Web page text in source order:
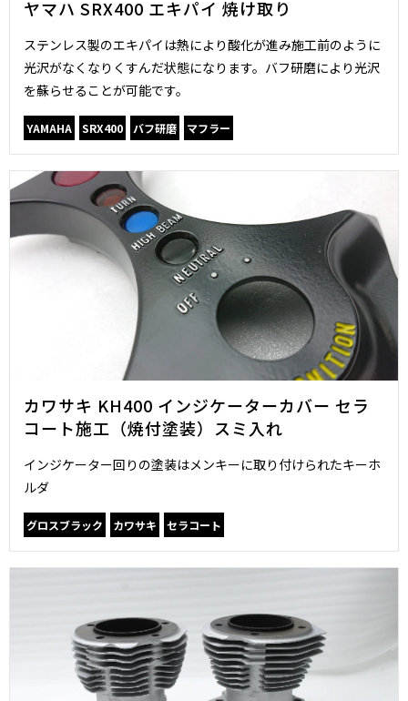
ヤマハ SRX400 エキパイ 焼け取り
ステンレス製のエキパイは熱により酸化が進み施工前のように
光沢がなくなりくすんだ状態になります。バフ研磨により光沢
を蘇らせることが可能です。
YAMAHA SRX400 バフ研磨 マフラー
カワサキ KH400 インジケーターカバー セラ
コート施工（焼付塗装）スミ入れ
インジケーター回りの塗装はメンキーに取り付けられたキーホ
ルダ
グロスブラック カワサキ セラコート